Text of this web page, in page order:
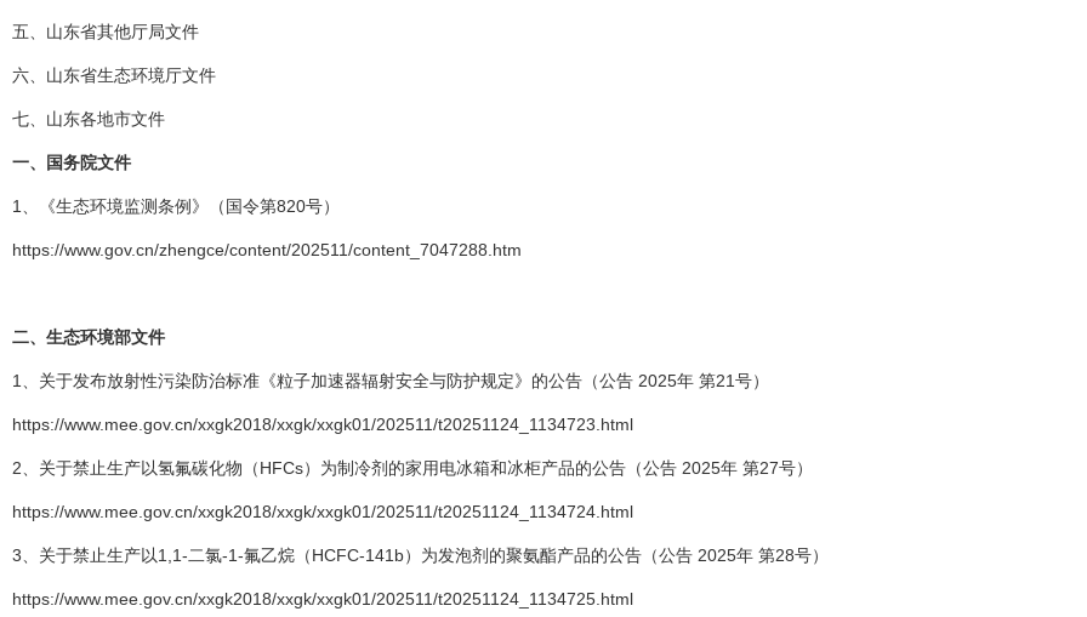
五、山东省其他厅局文件
六、山东省生态环境厅文件
七、山东各地市文件
一、 国务院文件
1、《生态环境监测条例》（国令第820号）
https://www.gov.cn/zhengce/content/202511/content_7047288.htm
二、 生态环境部文件
1、关于发布放射性污染防治标准《粒子加速器辐射安全与防护规定》的公告（公告 2025年 第21号）
https://www.mee.gov.cn/xxgk2018/xxgk/xxgk01/202511/t20251124_1134723.html
2、关于禁止生产以氢氟碳化物（HFCs）为制冷剂的家用电冰箱和冰柜产品的公告（公告 2025年 第27号）
https://www.mee.gov.cn/xxgk2018/xxgk/xxgk01/202511/t20251124_1134724.html
3、关于禁止生产以1,1-二氯-1-氟乙烷（HCFC-141b）为发泡剂的聚氨酯产品的公告（公告 2025年 第28号）
https://www.mee.gov.cn/xxgk2018/xxgk/xxgk01/202511/t20251124_1134725.html